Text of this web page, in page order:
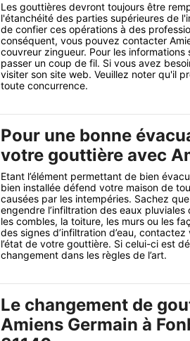
Les gouttières devront toujours être
l'étanchéité des parties supérieures de
de confier ces opérations à des
conséquent, vous pouvez contacter
couvreur zingueur. Pour les
passer un coup de fil. Si vous avez
visiter son site web. Veuillez noter qu'il
toute concurrence.
Pour une bonne
votre gouttière avec
Etant l’élément permettant de bien
bien installée défend votre maison de
causées par les intempéries. Sachez
engendre l’infiltration des eaux pluviales
les combles, la toiture, les murs ou les
des signes d’infiltration d’eau,
l’état de votre gouttière. Si celui-ci est
changement dans les règles de l’art.
Le changement de
Amiens Germain à